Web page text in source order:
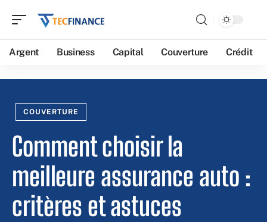
Argent Business Capital Couverture Crédit
COUVERTURE
Comment choisir la
meilleure assurance auto :
critères et astuces